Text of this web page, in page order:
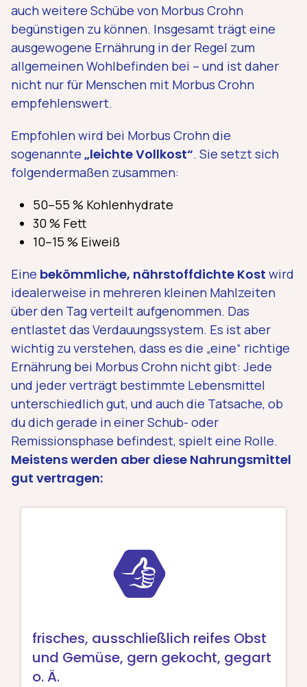
auch weitere Schübe von Morbus Crohn
begünstigen zu können. Insgesamt trägt eine
ausgewogene Ernährung in der Regel zum
allgemeinen Wohlbefinden bei – und ist daher
nicht nur für Menschen mit Morbus Crohn
empfehlenswert.
Empfohlen wird bei Morbus Crohn die
sogenannte „leichte Vollkost“. Sie setzt sich
folgendermaßen zusammen:
50–55 % Kohlenhydrate
30 % Fett
10–15 % Eiweiß
Eine bekömmliche, nährstoffdichte Kost wird
idealerweise in mehreren kleinen Mahlzeiten
über den Tag verteilt aufgenommen. Das
entlastet das Verdauungssystem. Es ist aber
wichtig zu verstehen, dass es die „eine“ richtige
Ernährung bei Morbus Crohn nicht gibt: Jede
und jeder verträgt bestimmte Lebensmittel
unterschiedlich gut, und auch die Tatsache, ob
du dich gerade in einer Schub- oder
Remissionsphase befindest, spielt eine Rolle.
Meistens werden aber diese Nahrungsmittel
gut vertragen:
frisches, ausschließlich reifes Obst
und Gemüse, gern gekocht, gegart
o. Ä.